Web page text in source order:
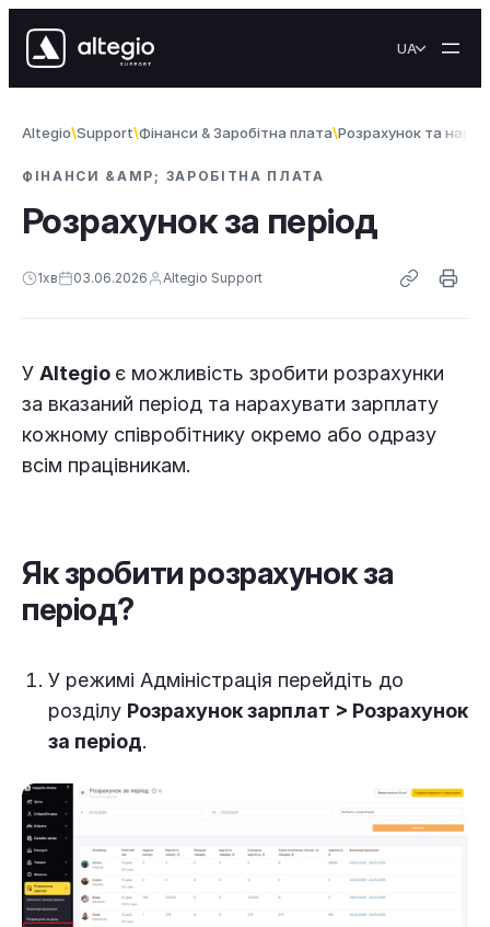
UA
Altegio Support Фінанси & Заробітна плата Розрахунок та
ФІНАНСИ &AMP; ЗАРОБІТНА ПЛАТА
Розрахунок за період
1хв 03.06.2026 Altegio Support
У Altegio є можливість зробити розрахунки
за вказаний період та нарахувати зарплату
кожному співробітнику окремо або одразу
всім працівникам.
Як зробити розрахунок за
період?
У режимі Адміністрація перейдіть до
розділу Розрахунок зарплат > Розрахунок
за період.